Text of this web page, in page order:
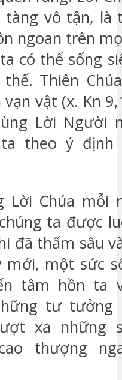
tàng vô tận,
ngoan trên
có thể sống
Thiên
vật (x. Kn
Lời Người
theo ý định
Lời Chúa mỗi
ta được
đã thấm sâu
một sức
tâm hồn ta
tư tưởng
xa những
thượng